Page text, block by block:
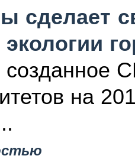
сделает
созданное
на